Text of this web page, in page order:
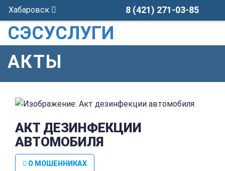
Хабаровск 8 (421) 271-03-85
СЭСУСЛУГИ
АКТЫ
АКТ ДЕЗИНФЕКЦИИ
АВТОМОБИЛЯ
О МОШЕННИКАХ